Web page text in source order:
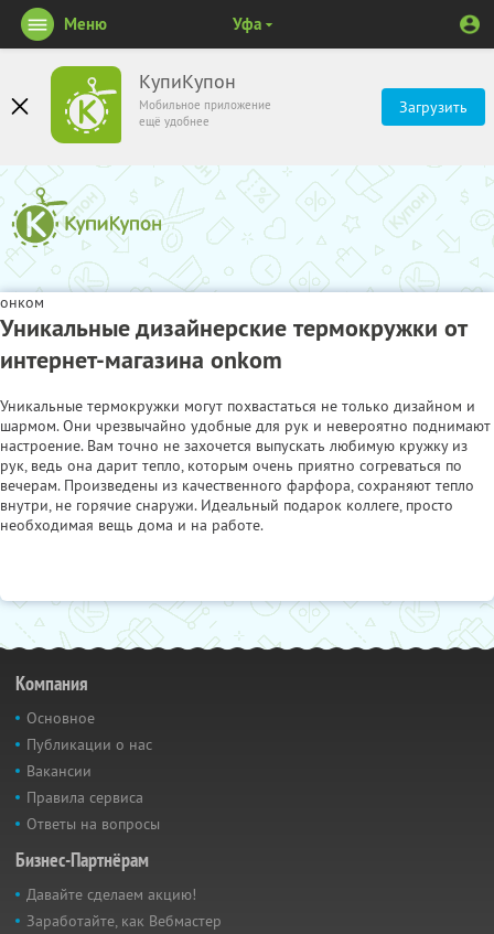
КупиКупон
Мобильное приложение
ещё удобнее
Загрузить
Меню Уфа
онком
Уникальные дизайнерские термокружки от
интернет-магазина onkom
Уникальные термокружки могут похвастаться не только дизайном и
шармом. Они чрезвычайно удобные для рук и невероятно поднимают
настроение. Вам точно не захочется выпускать любимую кружку из
рук, ведь она дарит тепло, которым очень приятно согреваться по
вечерам. Произведены из качественного фарфора, сохраняют тепло
внутри, не горячие снаружи. Идеальный подарок коллеге, просто
необходимая вещь дома и на работе.
Компания
Основное
Публикации о нас
Вакансии
Правила сервиса
Ответы на вопросы
Бизнес-Партнёрам
Давайте сделаем акцию!
Заработайте, как Вебмастер